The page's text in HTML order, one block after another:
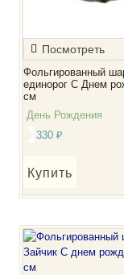
Посмотреть
Фольгированный
единорог С Днем
см
День Рождения
330 ₽
Купить